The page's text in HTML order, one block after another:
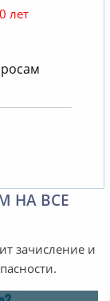
лет
НА ВСЕ
зачисление и